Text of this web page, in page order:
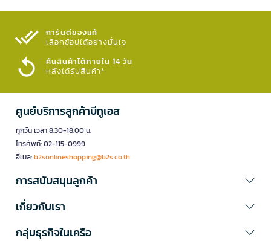
การันตีของแท้
เลือกช้อปได้อย่างมั่นใจ​
คืนสินค้าได้ภายใน 14 วัน
หลังได้รับสินค้า*
ศูนย์บริการลูกค้าบีทูเอส
ทุกวัน เวลา 8.30-18.00 น.
โทรศัพท์: 02-115-0999
อีเมล:b2sonlineshopping@b2s.co.th
การสนับสนุนลูกค้า
เกี่ยวกับเรา
กลุ่มธุรกิจในเครือ